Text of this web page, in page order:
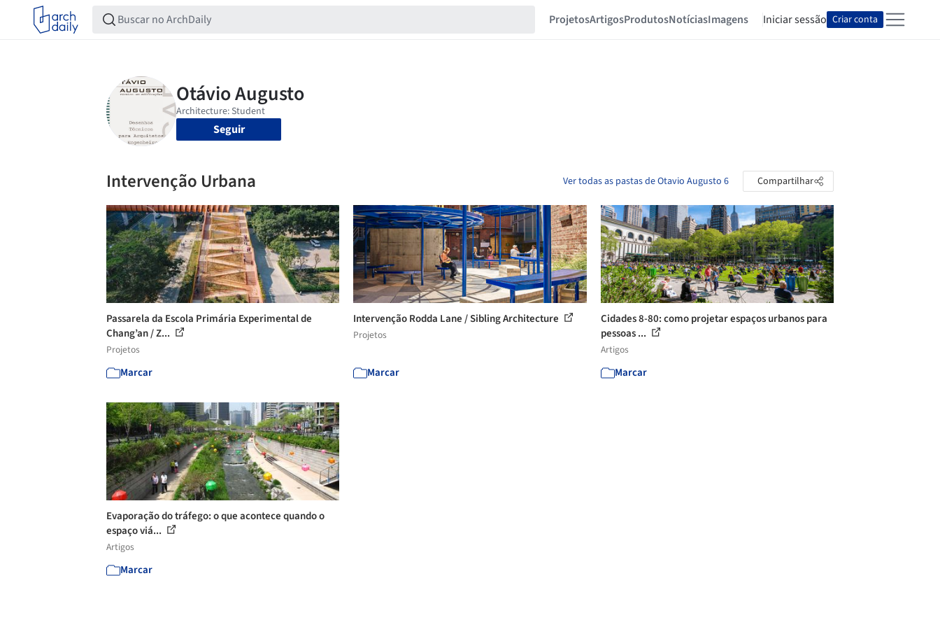
ProjetosArtigosProdutosNotíciasImagens Iniciar sessão Criar conta
Seguir
Intervenção Urbana Ver todas as pastas de Otavio Augusto 6 Compartilhar
Passarela da Escola Primária Experimental de
Chang’an / Z...
Projetos
Marcar
Intervenção Rodda Lane / Sibling Architecture
Projetos
Marcar
Cidades 8-80: como projetar espaços urbanos para
pessoas ...
Artigos
Marcar
Evaporação do tráfego: o que acontece quando o
espaço viá...
Artigos
Marcar